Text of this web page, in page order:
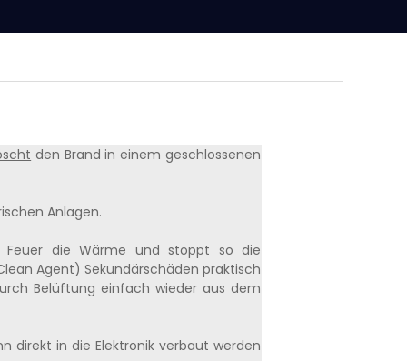
den Brand in einem geschlossenen
Anlagen.
die Wärme und stoppt so die
Agent) Sekundärschäden praktisch
Belüftung einfach wieder aus dem
direkt in die Elektronik verbaut werden